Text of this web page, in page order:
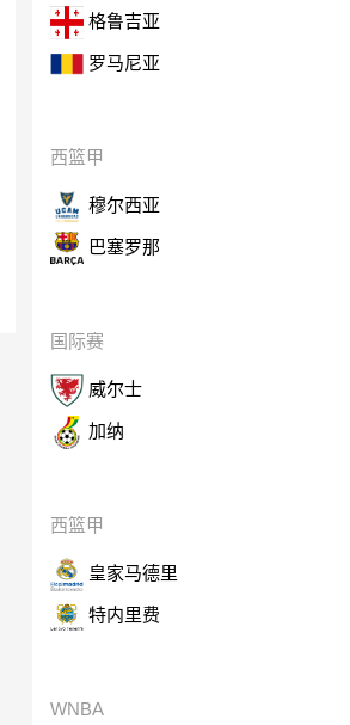
格鲁吉亚
罗马尼亚
西篮甲
穆尔西亚
巴塞罗那
国际赛
威尔士
加纳
西篮甲
皇家马德里
特内里费
WNBA